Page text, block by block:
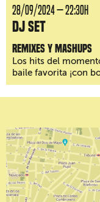
28/09/2024 — 22:30H
DJ Set
Remixes y mashups
Los hits del
baile favorita ¡con